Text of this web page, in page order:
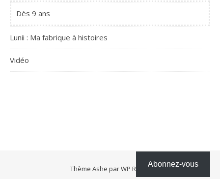
Dès 9 ans
Lunii : Ma fabrique à histoires
Vidéo
Thème Ashe parWP Royal.
Abonnez-vous